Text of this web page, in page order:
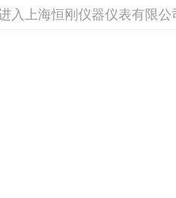
入上海恒刚仪器仪表有限公